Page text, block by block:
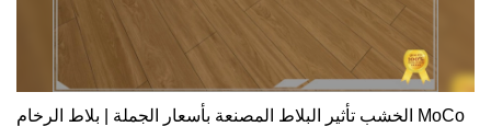
الخشب تأثير البلاط المصنعة بأسعار الجملة | بلاط الرخام MoCo